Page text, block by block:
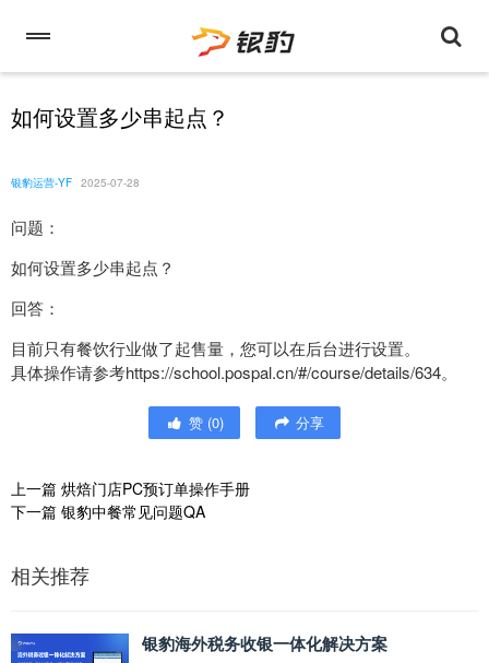
如何设置多少串起点？
银豹运营-YF 2025-07-28
问题：
如何设置多少串起点？
回答：
目前只有餐饮行业做了起售量，您可以在后台进行设置。
具体操作请参考https://school.pospal.cn/#/course/details/634。
赞 (0) 分享
上一篇 烘焙门店PC预订单操作手册
下一篇 银豹中餐常见问题QA
相关推荐
银豹海外税务收银一体化解决方案